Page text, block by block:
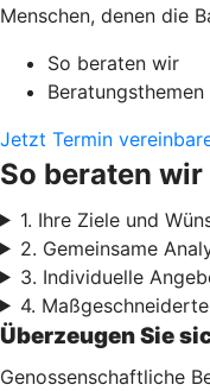
Menschen, denen die
So beraten wir
Beratungsthemen
Jetzt Termin
So beraten wir
1. Ihre Ziele und
2. Gemeinsame
3. Individuelle
4.
Überzeugen Sie
Genossenschaftliche